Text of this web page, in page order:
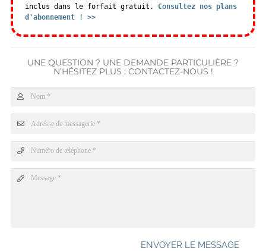
inclus dans le forfait gratuit. Consultez nos plans
d'abonnement ! >>
UNE QUESTION ? UNE DEMANDE PARTICULIÈRE ?
N’HÉSITEZ PLUS : CONTACTEZ-NOUS !
ENVOYER LE MESSAGE